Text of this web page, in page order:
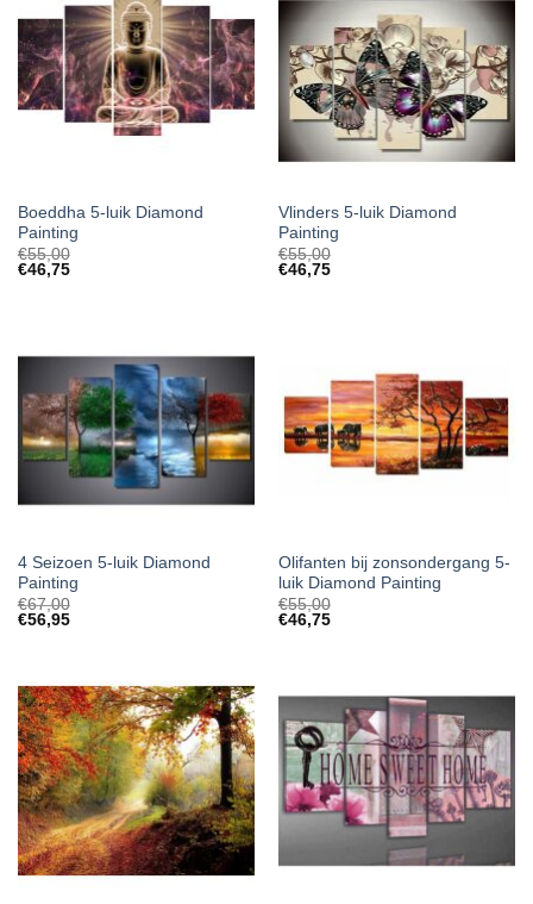
Boeddha 5-luik Diamond
Painting
€55,00
€46,75
Vlinders 5-luik Diamond
Painting
€55,00
€46,75
4 Seizoen 5-luik Diamond
Painting
€67,00
€56,95
Olifanten bij zonsondergang 5-
luik Diamond Painting
€55,00
€46,75